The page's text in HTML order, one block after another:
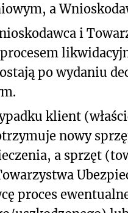
a
i
po wydaniu
klient
nowy
a sprzęt
proces